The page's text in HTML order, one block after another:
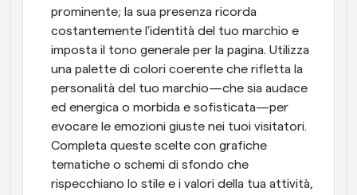
prominente; la sua presenza ricorda
costantemente l'identità del tuo marchio e
imposta il tono generale per la pagina. Utilizza
una palette di colori coerente che rifletta la
personalità del tuo marchio—che sia audace
ed energica o morbida e sofisticata—per
evocare le emozioni giuste nei tuoi visitatori.
Completa queste scelte con grafiche
tematiche o schemi di sfondo che
rispecchiano lo stile e i valori della tua attività,